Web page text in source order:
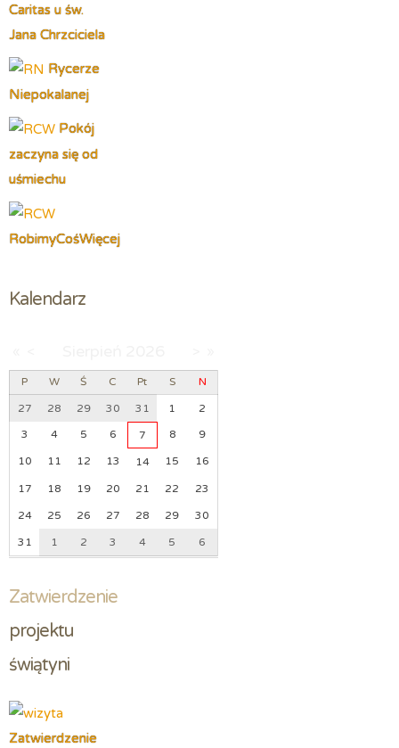
Caritas u św.
Jana Chrzciciela
Rycerze
Niepokalanej
Pokój
zaczyna się od
uśmiechu
RobimyCośWięcej
Kalendarz
P W Ś C Pt S N
27 28 29 30 31 1 2
3 4 5 6 7 8 9
10 11 12 13 14 15 16
17 18 19 20 21 22 23
24 25 26 27 28 29 30
31 1 2 3 4 5 6
Zatwierdzenie
projektu
świątyni
Zatwierdzenie